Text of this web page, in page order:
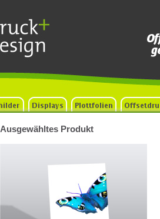
Ausgewähltes Produkt